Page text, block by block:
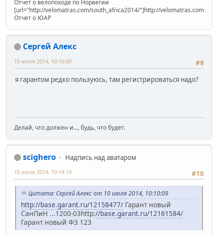
Отчет о велопоходе по Норвегии
[url="http://velomatras.com/south_africa2014/"]http://velomatras.com/
Отчет о ЮАР
Сергей Алекс
#9
10 июля 2014, 10:10:09
я гарантом редко пользуюсь, там регистрироваться надо?
Делай, что должен и..., будь, что будет.
scighero
Надпись над аватаром
#10
10 июля 2014, 10:14:19
Цитата: Сергей Алекс от 10 июля 2014, 10:10:09
http://base.garant.ru/12158477/ Гарант новый
СанПиН ...1200-03http://base.garant.ru/12161584/
Гарант новый ФЗ 123